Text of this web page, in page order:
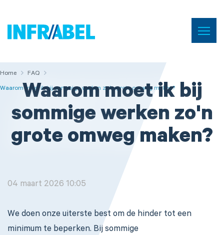
Home Menu
Home FAQ
Home FAQ
Waarom moet ik bij sommige werken zo'n grote omweg maken?
Waarom moet ik bij
sommige werken zo'n
grote omweg maken?
04 maart 2026 10:05
We doen onze uiterste best om de hinder tot een
minimum te beperken. Bij sommige